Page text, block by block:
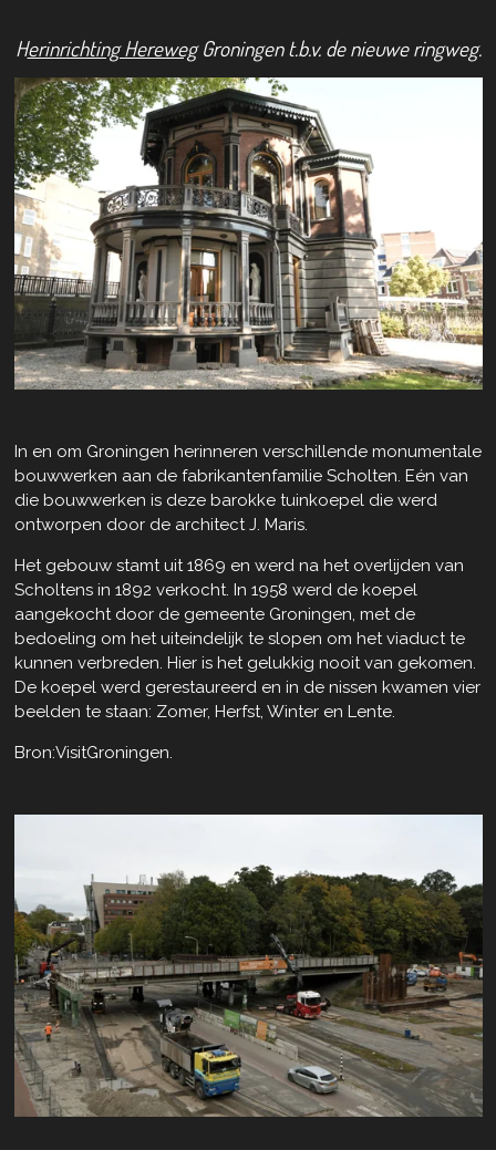
Herinrichting HerewegGroningen t.b.v. de nieuwe ringweg.
In en om Groningen herinneren verschillende monumentale
bouwwerken aan de fabrikantenfamilie Scholten. Eén van
die bouwwerken is deze barokke tuinkoepel die werd
ontworpen door de architect J. Maris.
Het gebouw stamt uit 1869 en werd na het overlijden van
Scholtens in 1892 verkocht. In 1958 werd de koepel
aangekocht door de gemeente Groningen, met de
bedoeling om het uiteindelijk te slopen om het viaduct te
kunnen verbreden. Hier is het gelukkig nooit van gekomen.
De koepel werd gerestaureerd en in de nissen kwamen vier
beelden te staan: Zomer, Herfst, Winter en Lente.
Bron:VisitGroningen.